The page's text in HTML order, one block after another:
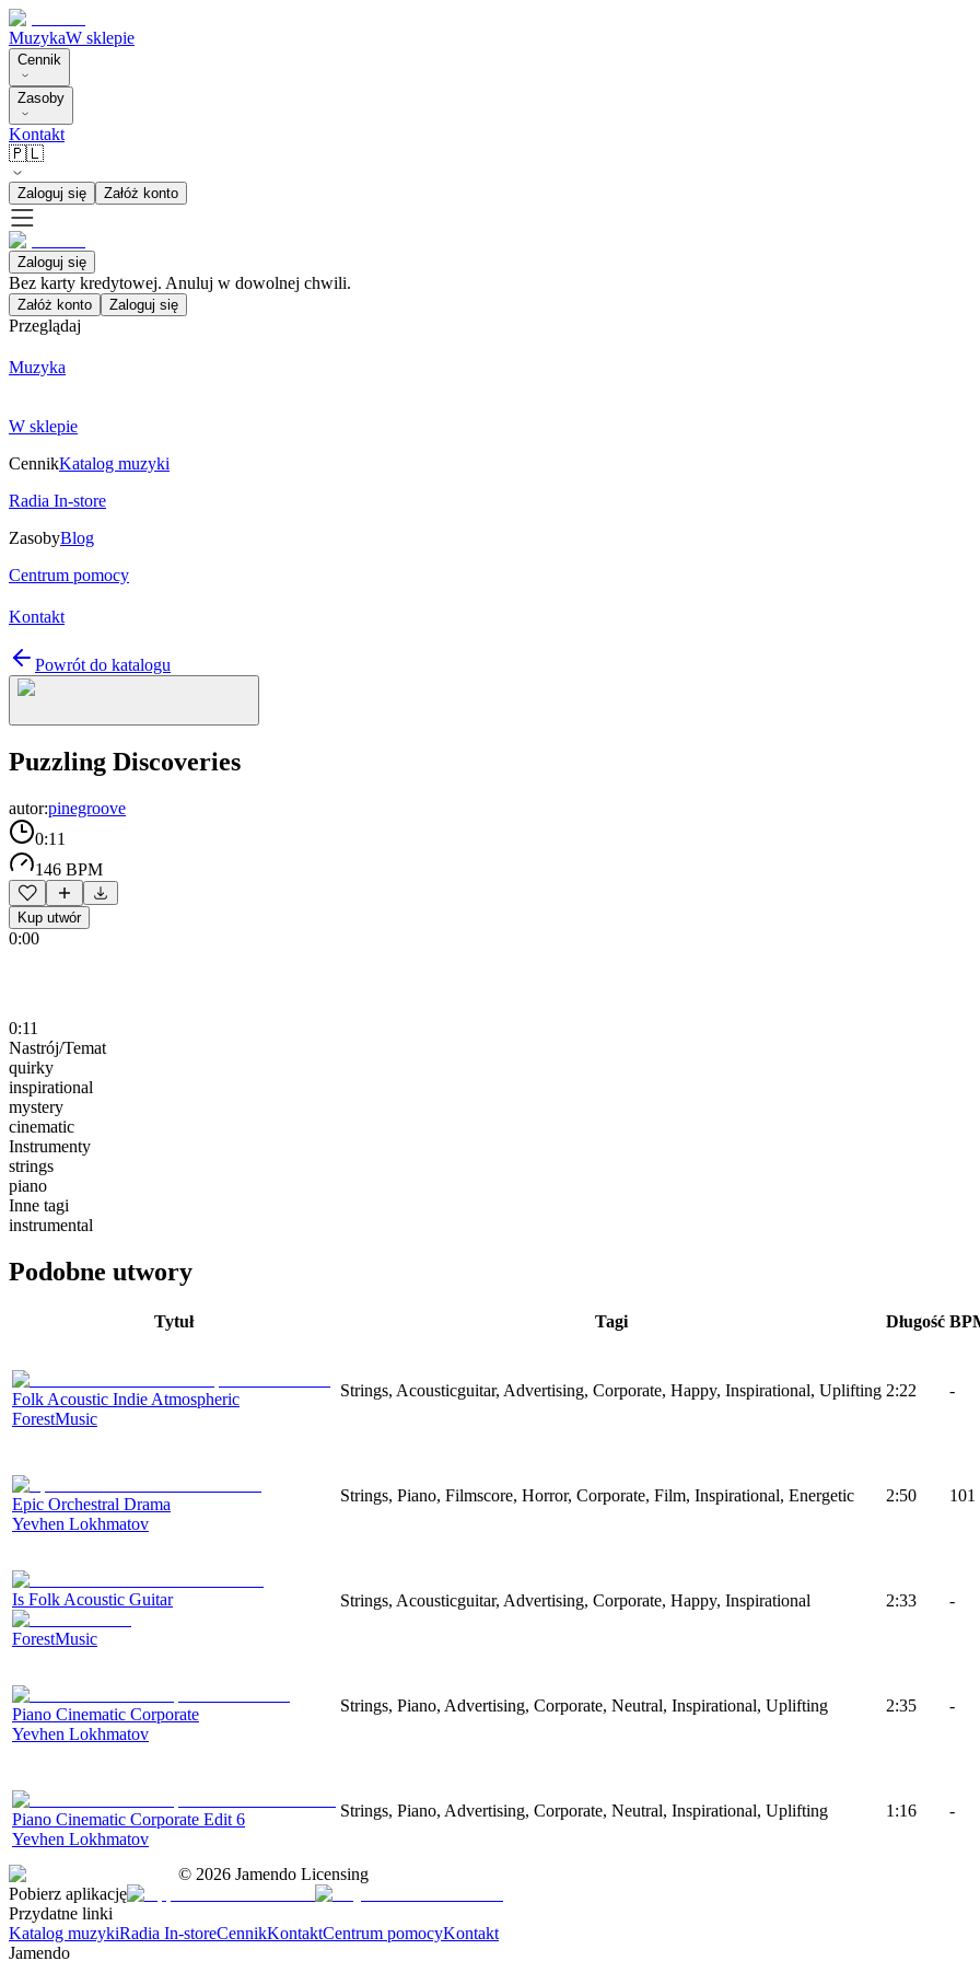
MuzykaW sklepie
Cennik
Zasoby
Kontakt
🇵🇱
Zaloguj się Załóż konto
Zaloguj się
Bez karty kredytowej. Anuluj w dowolnej chwili.
Załóż konto Zaloguj się
Przeglądaj
Muzyka
W sklepie
CennikKatalog muzyki
Radia In-store
ZasobyBlog
Centrum pomocy
Kontakt
Powrót do katalogu
Puzzling Discoveries
autor:pinegroove
0:11
146 BPM
Kup utwór
0:00
0:11
Nastrój/Temat
quirky
inspirational
mystery
cinematic
Instrumenty
strings
piano
Inne tagi
instrumental
Podobne utwory
Tytuł Tagi Długość
Folk Acoustic Indie Atmospheric
ForestMusic
Strings, Acousticguitar, Advertising, Corporate, Happy, Inspirational, Uplifting 2:22 -
Epic Orchestral Drama
Yevhen Lokhmatov
Strings, Piano, Filmscore, Horror, Corporate, Film, Inspirational, Energetic 2:50 101
Is Folk Acoustic Guitar
ForestMusic
Strings, Acousticguitar, Advertising, Corporate, Happy, Inspirational 2:33 -
Piano Cinematic Corporate
Yevhen Lokhmatov
Strings, Piano, Advertising, Corporate, Neutral, Inspirational, Uplifting 2:35 -
Piano Cinematic Corporate Edit 6
Yevhen Lokhmatov
Strings, Piano, Advertising, Corporate, Neutral, Inspirational, Uplifting 1:16 -
© 2026 Jamendo Licensing
Pobierz aplikację
Przydatne linki
Katalog muzykiRadia In-storeCennikKontaktCentrum pomocyKontakt
Jamendo